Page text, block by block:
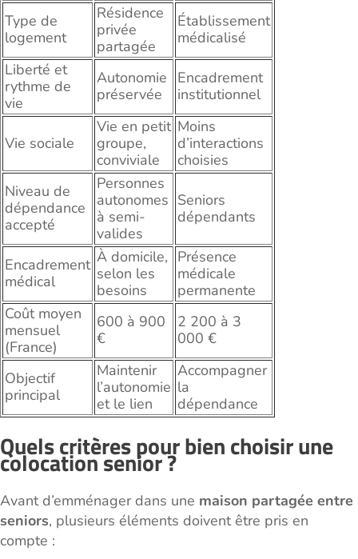
Type de
logement
Résidence
privée
partagée
Établissement
médicalisé
Liberté et
rythme de
vie
Autonomie
préservée
Encadrement
institutionnel
Vie sociale
Vie en petit
groupe,
conviviale
Moins
d’interactions
choisies
Niveau de
dépendance
accepté
Personnes
autonomes
à semi-
valides
Seniors
dépendants
Encadrement
médical
À domicile,
selon les
besoins
Présence
médicale
permanente
Coût moyen
mensuel
(France)
600 à 900
€
2 200 à 3
000 €
Objectif
principal
Maintenir
l’autonomie
et le lien
Accompagner
la
dépendance
Quels critères pour bien choisir une
colocation senior ?
Avant d’emménager dans une maison partagée entre
seniors, plusieurs éléments doivent être pris en
compte :